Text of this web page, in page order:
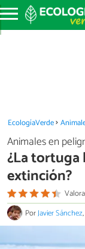
EcologíaVerde
Animales en
¿La tortuga
extinción?
PorJavier Sánchez